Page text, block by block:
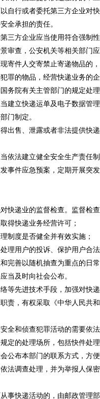
或者委托第三方企业对快
全承担的责任。
方企业应当使用符合强制
审查，公安机关等相关部门
人交寄禁止寄递物品的，
罪的物品，经营快递业务的
务院有关主管部门的规定处
快递运单及电子数据管理
门制定。
售、泄露或者非法提供快
法建立健全安全生产责任制
件应急预案，定期开展突
递业的监督检查。监督检查
快递业务经营许可；
度是否健全并有效实施；
用户的投诉、保护用户合
以随机抽查为重点的日常
当及时向社会公布。
先进技术手段，加强对快
有权采取《中华人民共和
和侦查犯罪活动的需要依
的处理场所，包括快件处
布本部门的联系方式，方便
调查处理，并为举报人保
快递活动的，由邮政管理部